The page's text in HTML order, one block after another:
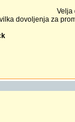
Velja
dovoljenja za